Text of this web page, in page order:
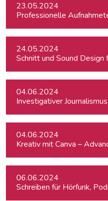
23.05.2024
Professionelle
24.05.2024
Schnitt und Sound Design
04.06.2024
Investigativer Journalismus
04.06.2024
Kreativ mit Canva –
06.06.2024
Schreiben für Hörfunk,